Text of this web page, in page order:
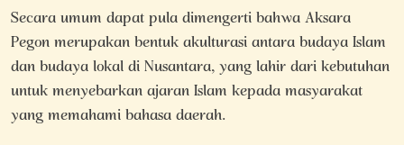
Secara umum dapat pula dimengerti bahwa Aksara
Pegon merupakan bentuk akulturasi antara budaya Islam
dan budaya lokal di Nusantara, yang lahir dari kebutuhan
untuk menyebarkan ajaran Islam kepada masyarakat
yang memahami bahasa daerah.